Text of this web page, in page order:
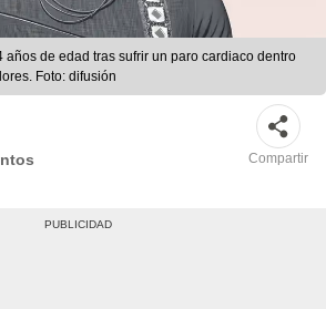
años de edad tras sufrir un paro cardiaco dentro
Foto: difusión
Compartir